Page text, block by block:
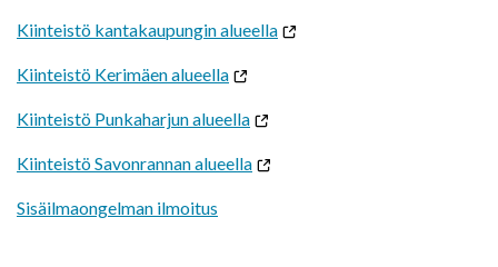
Kiinteistö kantakaupungin alueella
Kiinteistö Kerimäen alueella
Kiinteistö Punkaharjun alueella
Kiinteistö Savonrannan alueella
Sisäilmaongelman ilmoitus